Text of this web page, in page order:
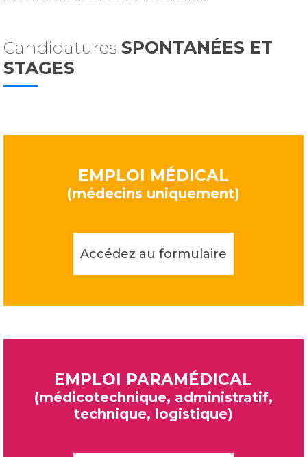
Candidatures SPONTANÉES ET
STAGES
EMPLOI MÉDICAL
(médecins uniquement)
Accédez au formulaire
EMPLOI PARAMÉDICAL
(médicotechnique, administratif,
technique, logistique)